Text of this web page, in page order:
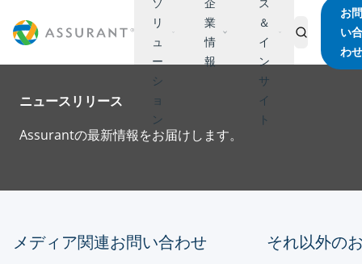
リ
ュ
ー
シ
ョ
ン
業
情
報
＆
イ
ン
サ
イ
ト
お
い
わ
ニュースリリース
Assurantの最新情報をお届けします。
メディア関連お問い合わせ
それ以外の